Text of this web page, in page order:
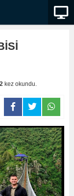
kez okundu.